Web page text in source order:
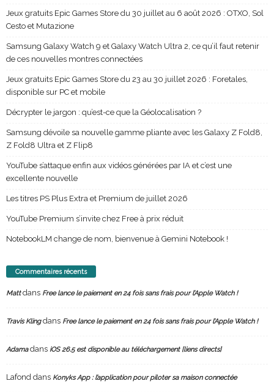
Jeux gratuits Epic Games Store du 30 juillet au 6 août 2026 : OTXO, Sol
Cesto et Mutazione
Samsung Galaxy Watch 9 et Galaxy Watch Ultra 2, ce qu’il faut retenir
de ces nouvelles montres connectées
Jeux gratuits Epic Games Store du 23 au 30 juillet 2026 : Foretales,
disponible sur PC et mobile
Décrypter le jargon : qu’est-ce que la Géolocalisation ?
Samsung dévoile sa nouvelle gamme pliante avec les Galaxy Z Fold8,
Z Fold8 Ultra et Z Flip8
YouTube s’attaque enfin aux vidéos générées par IA et c’est une
excellente nouvelle
Les titres PS Plus Extra et Premium de juillet 2026
YouTube Premium s’invite chez Free à prix réduit
NotebookLM change de nom, bienvenue à Gemini Notebook !
Commentaires récents
Mattdans Free lance le paiement en 24 fois sans frais pour l’Apple Watch !
Travis Klingdans Free lance le paiement en 24 fois sans frais pour l’Apple Watch !
Adamadans iOS 26.5 est disponible au téléchargement [liens directs]
Lafond dans Konyks App : l’application pour piloter sa maison connectée